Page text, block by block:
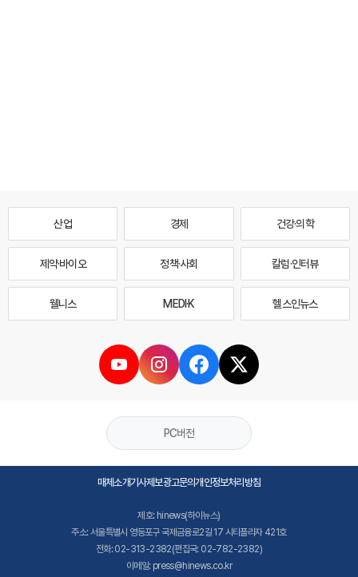
산업 경제 건강·의학
제약·바이오 정책·사회 칼럼·인터뷰
웰니스 MEDI·K 헬스인뉴스
PC버전
매체소개기사제보광고문의개인정보처리방침
제호: hinews(하이뉴스)
주소: 서울특별시 영등포구 국제금융로2길 17 시티플라자 421호
전화: 02-313-2382(편집국: 02-782-2382)
이메일: press@hinews.co.kr